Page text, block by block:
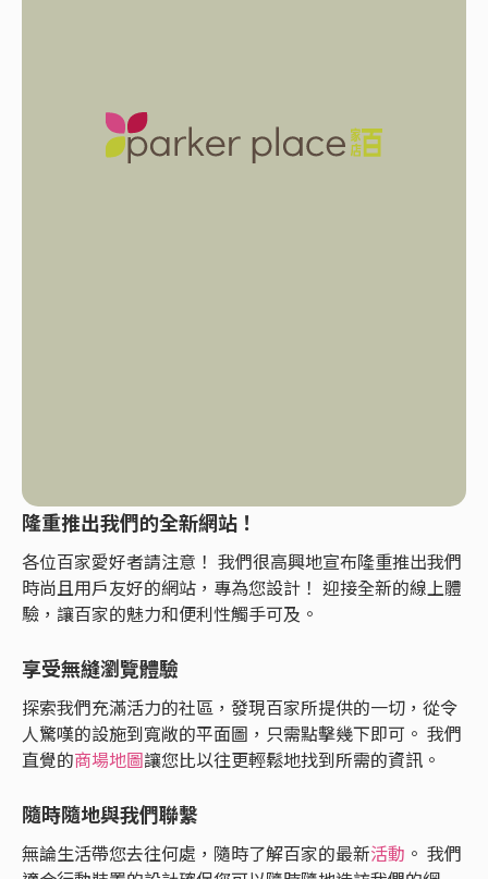
隆重推出我們的全新網站！
各位百家愛好者請注意！ 我們很高興地宣布隆重推出我們
時尚且用戶友好的網站，專為您設計！ 迎接全新的線上體
驗，讓百家的魅力和便利性觸手可及。
享受無縫瀏覽體驗
探索我們充滿活力的社區，發現百家所提供的一切，從令
人驚嘆的設施到寬敞的平面圖，只需點擊幾下即可。 我們
直覺的商場地圖讓您比以往更輕鬆地找到所需的資訊。
隨時隨地與我們聯繫
無論生活帶您去往何處，隨時了解百家的最新活動 。 我們